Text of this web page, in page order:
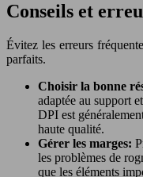
Conseils et
Évitez les erreurs
parfaits.
Choisir la bonne
adaptée au support
DPI est
haute qualité.
Gérer les marges:
les problèmes de
que les éléments